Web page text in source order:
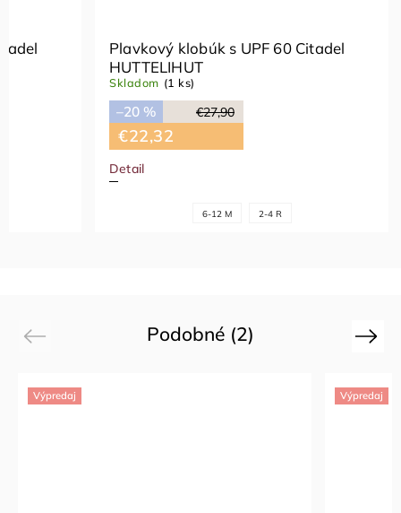
Plavkový klobúk s UPF 60 Citadel
HUTTELIHUT
Skladom (1 ks)
€27,90
–20 %
€22,32
Detail
6-12 M 2-4 R
Podobné (2)
Previous
Výpredaj Výpredaj
Next